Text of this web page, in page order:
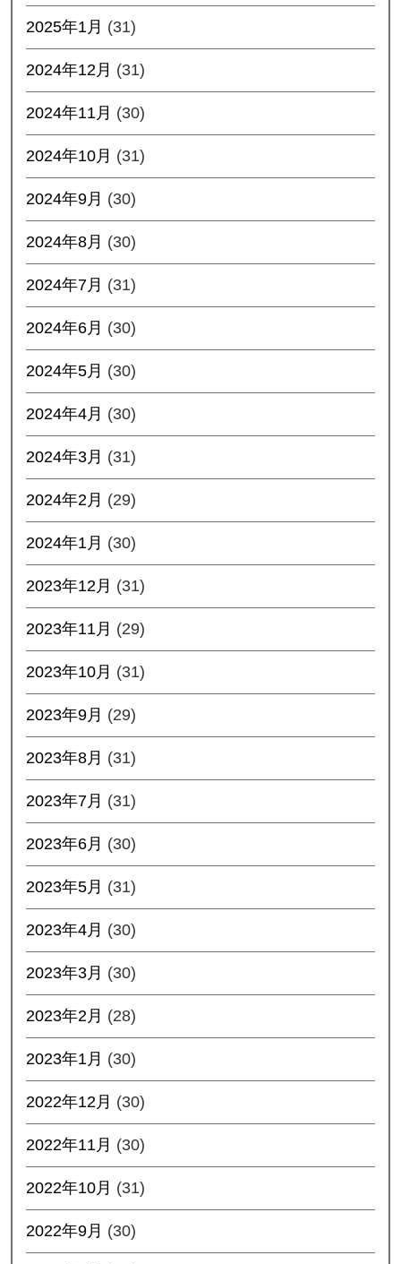
2025年1月 (31)
2024年12月 (31)
2024年11月 (30)
2024年10月 (31)
2024年9月 (30)
2024年8月 (30)
2024年7月 (31)
2024年6月 (30)
2024年5月 (30)
2024年4月 (30)
2024年3月 (31)
2024年2月 (29)
2024年1月 (30)
2023年12月 (31)
2023年11月 (29)
2023年10月 (31)
2023年9月 (29)
2023年8月 (31)
2023年7月 (31)
2023年6月 (30)
2023年5月 (31)
2023年4月 (30)
2023年3月 (30)
2023年2月 (28)
2023年1月 (30)
2022年12月 (30)
2022年11月 (30)
2022年10月 (31)
2022年9月 (30)